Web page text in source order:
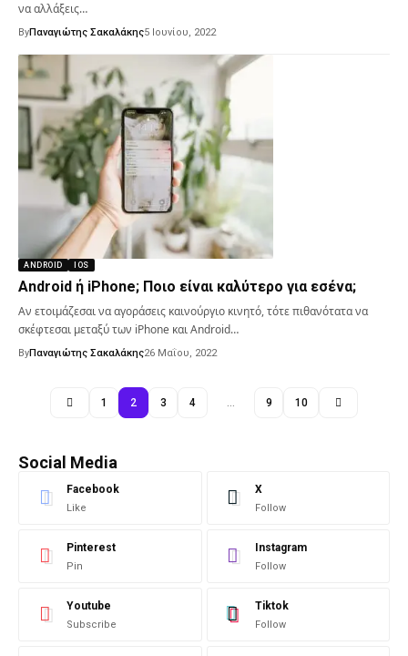
να αλλάξεις…
ByΠαναγιώτης Σακαλάκης5 Ιουνίου, 2022
ANDROID IOS
Android ή iPhone; Ποιο είναι καλύτερο για εσένα;
Αν ετοιμάζεσαι να αγοράσεις καινούργιο κινητό, τότε πιθανότατα να
σκέφτεσαι μεταξύ των iPhone και Android…
ByΠαναγιώτης Σακαλάκης26 Μαΐου, 2022
1 2 3 4 … 9 10
Social Media
Facebook
Like
X
Follow
Pinterest
Pin
Instagram
Follow
Youtube
Subscribe
Tiktok
Follow